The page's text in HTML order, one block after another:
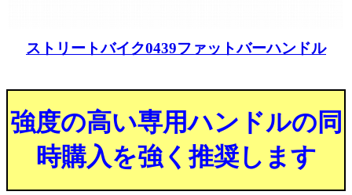
ストリートバイク0439ファットバーハンドル
強度の高い専用ハンドルの同
時購入を強く推奨します